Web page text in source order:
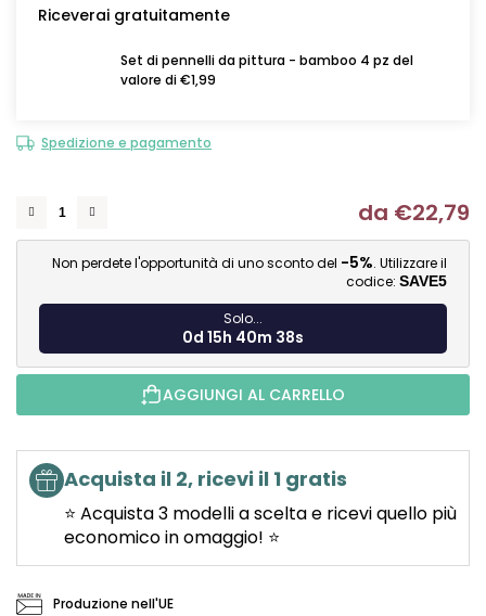
Riceverai gratuitamente
Set di pennelli da pittura - bamboo 4 pz del
valore di €1,99
Spedizione e pagamento
da €22,79
Non perdete l'opportunità di uno sconto del -5%. Utilizzare il
codice: SAVE5
Solo...
0d 15h 40m 37s
AGGIUNGI AL CARRELLO
Acquista il 2, ricevi il 1 gratis
⭐ Acquista 3 modelli a scelta e ricevi quello più
economico in omaggio! ⭐
Produzione nell'UE